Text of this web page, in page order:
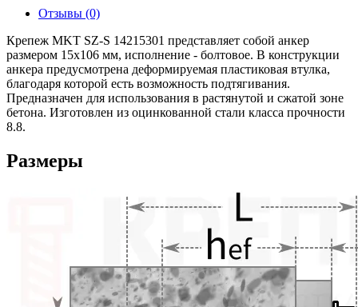
Отзывы (0)
Крепеж MKT SZ-S 14215301 представляет собой анкер
размером 15х106 мм, исполнение - болтовое. В конструкции
анкера предусмотрена деформируемая пластиковая втулка,
благодаря которой есть возможность подтягивания.
Предназначен для использования в растянутой и сжатой зоне
бетона. Изготовлен из оцинкованной стали класса прочности
8.8.
Размеры